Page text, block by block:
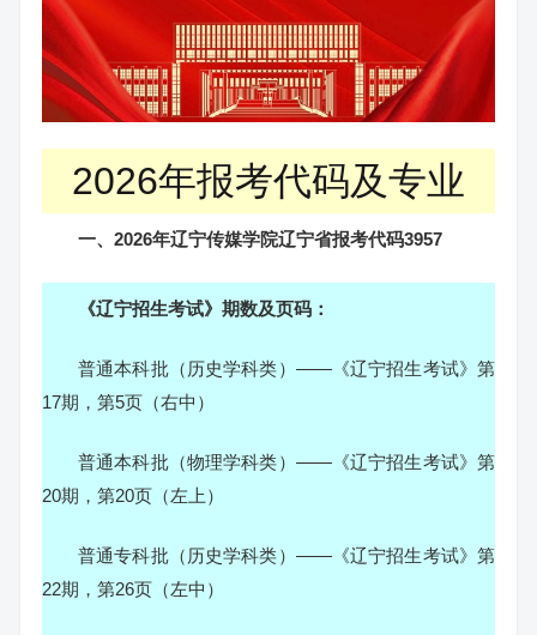
2026年报考代码及专业
一、2026年辽宁传媒学院辽宁省报考代码3957
《辽宁招生考试》期数及页码：
普通本科批（历史学科类）——《辽宁招生考试》第
17期，第5页（右中）
普通本科批（物理学科类）——《辽宁招生考试》第
20期，第20页（左上）
普通专科批（历史学科类）——《辽宁招生考试》第
22期，第26页（左中）